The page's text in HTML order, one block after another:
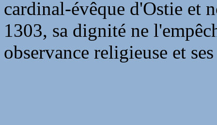
cardinal-évêque d'Ostie et
1303, sa dignité ne
observance religieuse et